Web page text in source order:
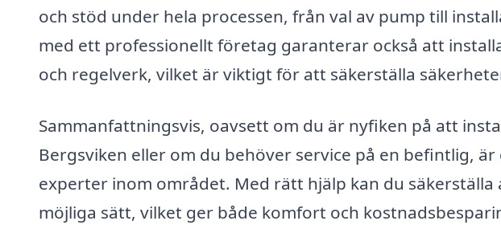
och stöd under hela processen, från val av pump till
med ett professionellt företag garanterar också att
och regelverk, vilket är viktigt för att säkerställa
Sammanfattningsvis, oavsett om du är nyfiken på att
Bergsviken eller om du behöver service på en befintlig,
experter inom området. Med rätt hjälp kan du
möjliga sätt, vilket ger både komfort och